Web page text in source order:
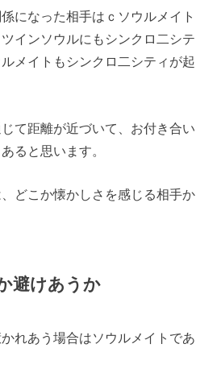
になった相手はｃソウルメイト
インソウルにもシンクロ二シテ
メイトもシンクロ二シティが起
て距離が近づいて、お付き合い
ると思います。
どこか懐かしさを感じる相手か
避けあうか
れあう場合はソウルメイトであ